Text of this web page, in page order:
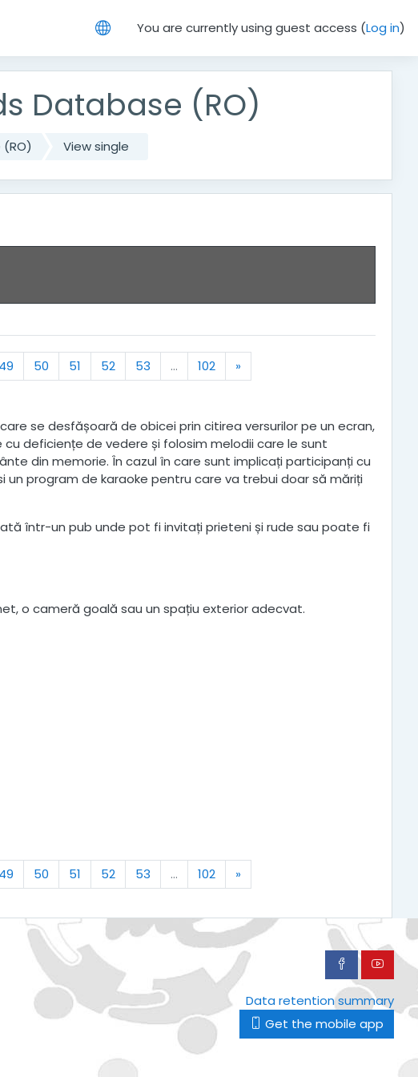
You are currently using guest access (Log in)
Database (RO)
View single
49 50 51 52 53 … 102 »Next
se desfășoară de obicei prin citirea versurilor pe un ecran,
deficiențe de vedere și folosim melodii care le sunt
din memorie. În cazul în care sunt implicați participanți cu
program de karaoke pentru care va trebui doar să măriți
într-un pub unde pot fi invitați prieteni și rude sau poate fi
o cameră goală sau un spațiu exterior adecvat.
49 50 51 52 53 … 102 »Next
Data retention summary
Get the mobile app